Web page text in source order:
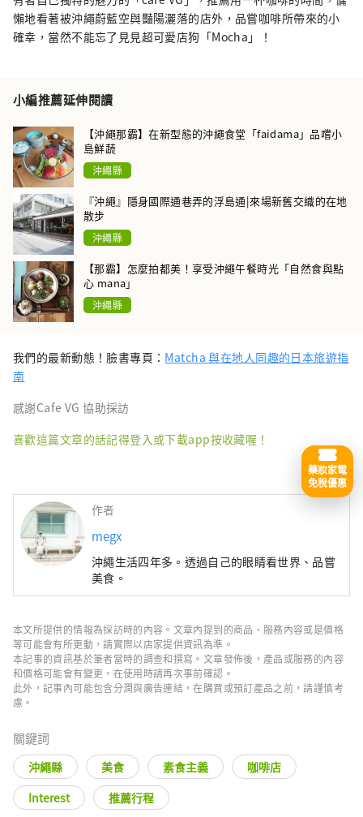
懶地看著被沖繩蔚藍空與豔陽灑落的店外，品嘗咖啡所帶來的小
確幸，當然不能忘了見見超可愛店狗「Mocha」！
小編推薦延伸閱讀
【沖繩那霸】在新型態的沖繩食堂「faidama」品嚐小
島鮮蔬
沖繩縣
『沖繩』隱身國際通巷弄的浮島通|來場新舊交織的在地
散步
沖繩縣
【那霸】怎麼拍都美！享受沖繩午餐時光「自然食與點
心 mana」
沖繩縣
我們的最新動態！臉書專頁： Matcha 與在地人同趣的日本旅遊指
南
感謝Cafe VG 協助採訪
喜歡這篇文章的話記得登入或下載app按收藏喔！
作者
megx
沖繩生活四年多。透過自己的眼睛看世界、品嘗
美食。
本文所提供的情報為採訪時的內容。文章內提到的商品、服務內容或是價格
等可能會有所更動，請實際以店家提供資訊為準。
本記事的資訊基於筆者當時的調查和撰寫。文章發佈後，產品或服務的內容
和價格可能會有變更，在使用時請再次事前確認。
此外，記事內可能包含分潤與廣告連結，在購買或預訂產品之前，請謹慎考
慮。
關鍵詞
沖繩縣 美食 素食主義
咖啡店
Interest
推薦行程
藥妝家電
免稅優惠